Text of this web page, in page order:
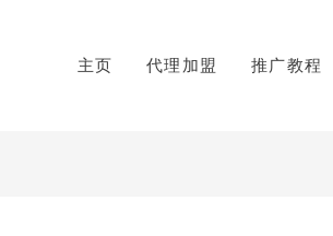
主页 代理加盟 推广教程